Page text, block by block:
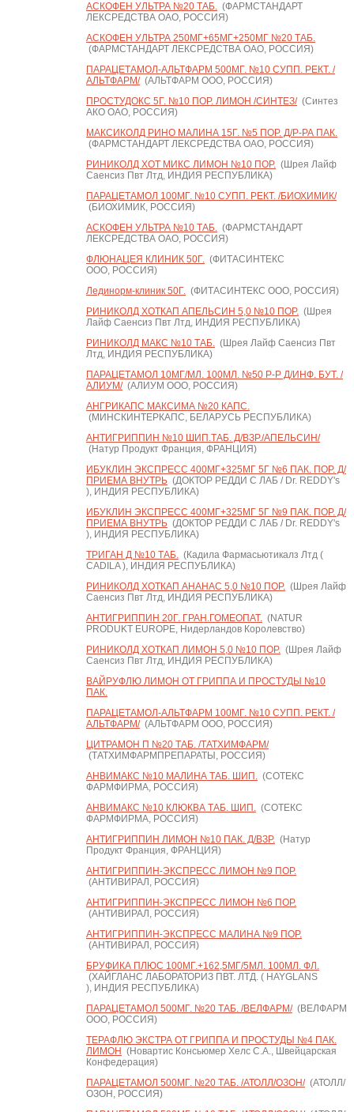
АСКОФЕН УЛЬТРА №20 ТАБ.(ФАРМСТАНДАРТ
ЛЕКСРЕДСТВА ОАО, РОССИЯ)
АСКОФЕН УЛЬТРА 250МГ+65МГ+250МГ №20 ТАБ.
(ФАРМСТАНДАРТ ЛЕКСРЕДСТВА ОАО, РОССИЯ)
ПАРАЦЕТАМОЛ-АЛЬТФАРМ 500МГ. №10 СУПП. РЕКТ. /
АЛЬТФАРМ/(АЛЬТФАРМ ООО, РОССИЯ)
ПРОСТУДОКС 5Г. №10 ПОР. ЛИМОН /СИНТЕЗ/(Синтез
АКО ОАО, РОССИЯ)
МАКСИКОЛД РИНО МАЛИНА 15Г. №5 ПОР. Д/Р-РА ПАК.
(ФАРМСТАНДАРТ ЛЕКСРЕДСТВА ОАО, РОССИЯ)
РИНИКОЛД ХОТ МИКС ЛИМОН №10 ПОР.(Шрея Лайф
Саенсиз Пвт Лтд, ИНДИЯ РЕСПУБЛИКА)
ПАРАЦЕТАМОЛ 100МГ. №10 СУПП. РЕКТ. /БИОХИМИК/
(БИОХИМИК, РОССИЯ)
АСКОФЕН УЛЬТРА №10 ТАБ.(ФАРМСТАНДАРТ
ЛЕКСРЕДСТВА ОАО, РОССИЯ)
ФЛЮНАЦЕЯ КЛИНИК 50Г.(ФИТАСИНТЕКС
ООО, РОССИЯ)
Лединорм-клиник 50Г.(ФИТАСИНТЕКС ООО, РОССИЯ)
РИНИКОЛД ХОТКАП АПЕЛЬСИН 5,0 №10 ПОР.(Шрея
Лайф Саенсиз Пвт Лтд, ИНДИЯ РЕСПУБЛИКА)
РИНИКОЛД МАКС №10 ТАБ.(Шрея Лайф Саенсиз Пвт
Лтд, ИНДИЯ РЕСПУБЛИКА)
ПАРАЦЕТАМОЛ 10МГ/МЛ. 100МЛ. №50 Р-Р Д/ИНФ. БУТ. /
АЛИУМ/(АЛИУМ ООО, РОССИЯ)
АНГРИКАПС МАКСИМА №20 КАПС.
(МИНСКИНТЕРКАПС, БЕЛАРУСЬ РЕСПУБЛИКА)
АНТИГРИППИН №10 ШИП.ТАБ. Д/ВЗР./АПЕЛЬСИН/
(Натур Продукт Франция, ФРАНЦИЯ)
ИБУКЛИН ЭКСПРЕСС 400МГ+325МГ 5Г №6 ПАК. ПОР. Д/
ПРИЕМА ВНУТРЬ(ДОКТОР РЕДДИ С ЛАБ / Dr. REDDY's
), ИНДИЯ РЕСПУБЛИКА)
ИБУКЛИН ЭКСПРЕСС 400МГ+325МГ 5Г №9 ПАК. ПОР. Д/
ПРИЕМА ВНУТРЬ(ДОКТОР РЕДДИ С ЛАБ / Dr. REDDY's
), ИНДИЯ РЕСПУБЛИКА)
ТРИГАН Д №10 ТАБ.(Кадила Фармасьютикалз Лтд (
CADILA ), ИНДИЯ РЕСПУБЛИКА)
РИНИКОЛД ХОТКАП АНАНАС 5,0 №10 ПОР.(Шрея Лайф
Саенсиз Пвт Лтд, ИНДИЯ РЕСПУБЛИКА)
АНТИГРИППИН 20Г. ГРАН.ГОМЕОПАТ.(NATUR
PRODUKT EUROPE, Нидерландов Королевство)
РИНИКОЛД ХОТКАП ЛИМОН 5,0 №10 ПОР.(Шрея Лайф
Саенсиз Пвт Лтд, ИНДИЯ РЕСПУБЛИКА)
ВАЙРУФЛЮ ЛИМОН ОТ ГРИППА И ПРОСТУДЫ №10
ПАК.
ПАРАЦЕТАМОЛ-АЛЬТФАРМ 100МГ. №10 СУПП. РЕКТ. /
АЛЬТФАРМ/(АЛЬТФАРМ ООО, РОССИЯ)
ЦИТРАМОН П №20 ТАБ. /ТАТХИМФАРМ/
(ТАТХИМФАРМПРЕПАРАТЫ, РОССИЯ)
АНВИМАКС №10 МАЛИНА ТАБ. ШИП.(СОТЕКС
ФАРМФИРМА, РОССИЯ)
АНВИМАКС №10 КЛЮКВА ТАБ. ШИП.(СОТЕКС
ФАРМФИРМА, РОССИЯ)
АНТИГРИППИН ЛИМОН №10 ПАК. Д/ВЗР.(Натур
Продукт Франция, ФРАНЦИЯ)
АНТИГРИППИН-ЭКСПРЕСС ЛИМОН №9 ПОР.
(АНТИВИРАЛ, РОССИЯ)
АНТИГРИППИН-ЭКСПРЕСС ЛИМОН №6 ПОР.
(АНТИВИРАЛ, РОССИЯ)
АНТИГРИППИН-ЭКСПРЕСС МАЛИНА №9 ПОР.
(АНТИВИРАЛ, РОССИЯ)
БРУФИКА ПЛЮС 100МГ.+162,5МГ/5МЛ. 100МЛ. ФЛ.
(ХАЙГЛАНС ЛАБОРАТОРИЗ ПВТ. ЛТД. ( HAYGLANS
), ИНДИЯ РЕСПУБЛИКА)
ПАРАЦЕТАМОЛ 500МГ. №20 ТАБ. /ВЕЛФАРМ/(ВЕЛФАРМ
ООО, РОССИЯ)
ТЕРАФЛЮ ЭКСТРА ОТ ГРИППА И ПРОСТУДЫ №4 ПАК.
ЛИМОН (Новартис Консьюмер Хелс С.А., Швейцарская
Конфедерация)
ПАРАЦЕТАМОЛ 500МГ. №20 ТАБ. /АТОЛЛ/ОЗОН/(АТОЛЛ/
ОЗОН, РОССИЯ)